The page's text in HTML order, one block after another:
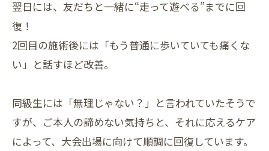
翌日には、友だちと一緒に“走って遊べる”までに回
復！
2回目の施術後には「もう普通に歩いていても痛くな
い」と話すほど改善。
同級生には「無理じゃない？」と言われていたそうで
すが、ご本人の諦めない気持ちと、それに応えるケア
によって、大会出場に向けて順調に回復しています。